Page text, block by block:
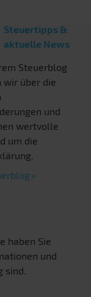
Steuertipps &
aktuelle News
Steuerblog
wir über die
und
wertvolle
um die
haben Sie
und
sind.